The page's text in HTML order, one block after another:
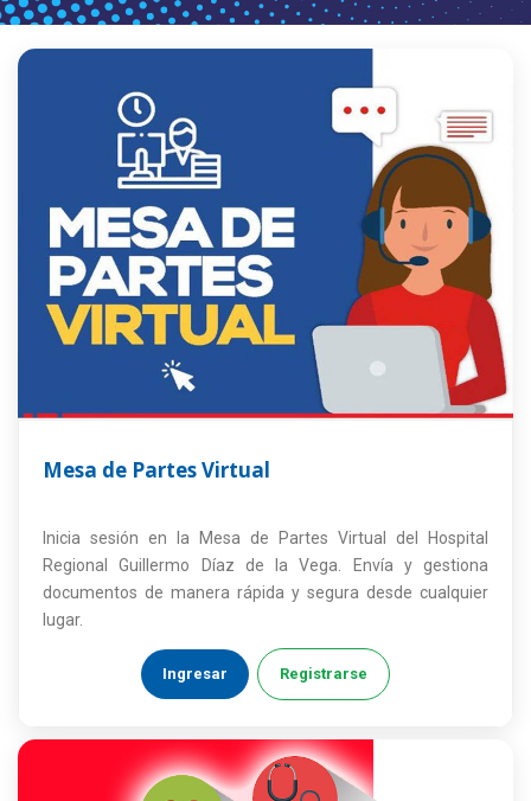
Mesa de Partes Virtual
Inicia sesión en la Mesa de Partes Virtual del Hospital
Regional Guillermo Díaz de la Vega. Envía y gestiona
documentos de manera rápida y segura desde cualquier
lugar.
Ingresar Registrarse